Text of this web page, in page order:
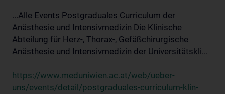
...Alle Events Postgraduales Curriculum der
Anästhesie und Intensivmedizin Die Klinische
Abteilung für Herz-, Thorax-, Gefäßchirurgische
Anästhesie und Intensivmedizin der Universitätskli...
https://www.meduniwien.ac.at/web/ueber-
uns/events/detail/postgraduales-curriculum-klin-